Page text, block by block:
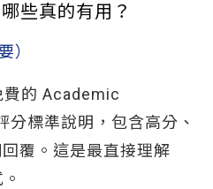
些真的有用？
）
費的 Academic
標準說明，包含高分、
覆。這是最直接理解